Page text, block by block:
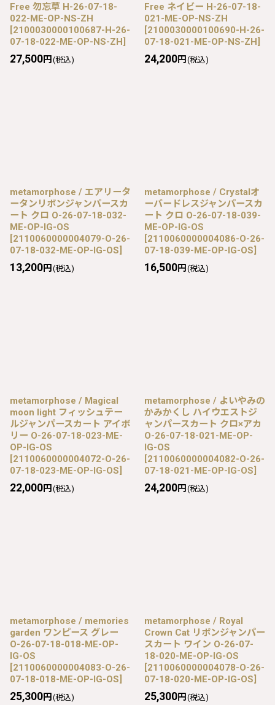
Free 勿忘草 H-26-07-18-
022-ME-OP-NS-ZH
[2100030000100687-H-26-
07-18-022-ME-OP-NS-ZH]
27,500円 (税込)
Free ネイビー H-26-07-18-
021-ME-OP-NS-ZH
[2100030000100690-H-26-
07-18-021-ME-OP-NS-ZH]
24,200円 (税込)
metamorphose / エアリータ
ータンリボンジャンパースカ
ート クロ O-26-07-18-032-
ME-OP-IG-OS
[2110060000004079-O-26-
07-18-032-ME-OP-IG-OS]
13,200円 (税込)
metamorphose / Crystalオ
ーバードレスジャンパースカ
ート クロ O-26-07-18-039-
ME-OP-IG-OS
[2110060000004086-O-26-
07-18-039-ME-OP-IG-OS]
16,500円 (税込)
metamorphose / Magical
moon light フィッシュテー
ルジャンパースカート アイボ
リー O-26-07-18-023-ME-
OP-IG-OS
[2110060000004072-O-26-
07-18-023-ME-OP-IG-OS]
22,000円 (税込)
metamorphose / よいやみの
かみかくし ハイウエストジ
ャンパースカート クロ×アカ
O-26-07-18-021-ME-OP-
IG-OS
[2110060000004082-O-26-
07-18-021-ME-OP-IG-OS]
24,200円 (税込)
metamorphose / memories
garden ワンピース グレー
O-26-07-18-018-ME-OP-
IG-OS
[2110060000004083-O-26-
07-18-018-ME-OP-IG-OS]
25,300円 (税込)
metamorphose / Royal
Crown Cat リボンジャンパー
スカート ワイン O-26-07-
18-020-ME-OP-IG-OS
[2110060000004078-O-26-
07-18-020-ME-OP-IG-OS]
25,300円 (税込)